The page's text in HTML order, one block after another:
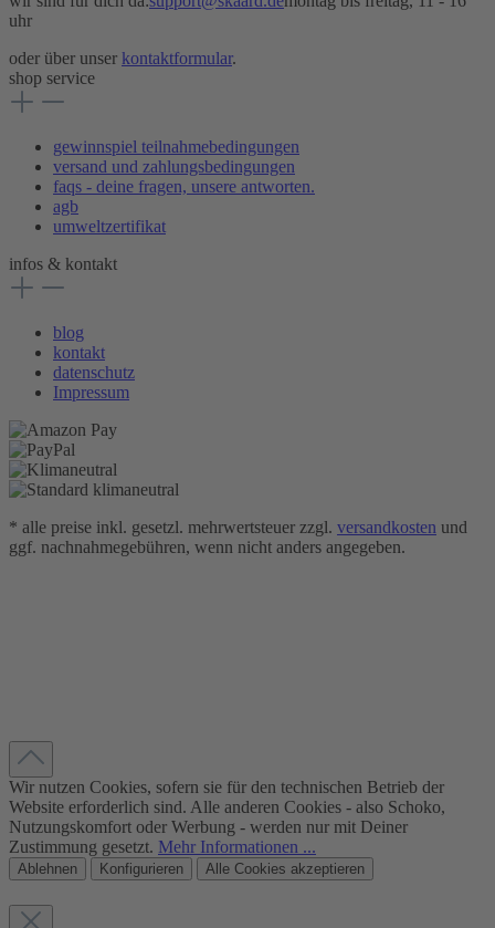
uhr
oder über unser kontaktformular.
shop service
gewinnspiel teilnahmebedingungen
versand und zahlungsbedingungen
faqs - deine fragen, unsere antworten.
agb
umweltzertifikat
infos & kontakt
blog
kontakt
datenschutz
Impressum
* alle preise inkl. gesetzl. mehrwertsteuer zzgl. versandkosten und
ggf. nachnahmegebühren, wenn nicht anders angegeben.
Wir nutzen Cookies, sofern sie für den technischen Betrieb der
Website erforderlich sind. Alle anderen Cookies - also Schoko,
Nutzungskomfort oder Werbung - werden nur mit Deiner
Zustimmung gesetzt. Mehr Informationen ...
Ablehnen Konfigurieren Alle Cookies akzeptieren